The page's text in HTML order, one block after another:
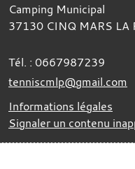
Camping Municipal
37130 CINQ MARS LA
Tél. : 0667987239
tenniscmlp@gmail.com
Informations légales
Signaler un contenu